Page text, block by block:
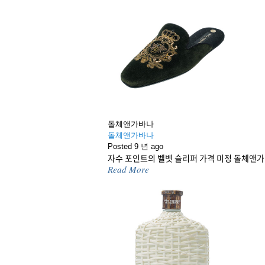
돌체앤가바나
돌체앤가바나
Posted 9 년 ago
자수 포인트의 벨벳 슬리퍼 가격 미정 돌체앤
Read More
광고문의